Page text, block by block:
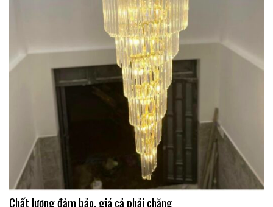
Chất lượng đảm bảo, giá cả phải chăng